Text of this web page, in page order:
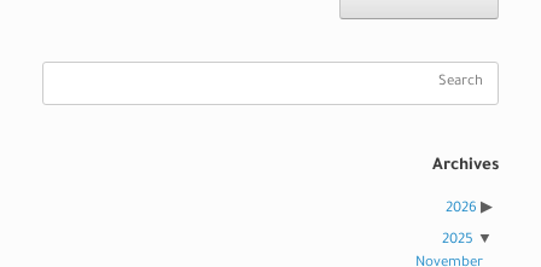
Search
Archives
2026
2025